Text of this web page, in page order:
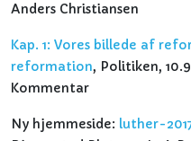
Anders Christiansen
Kap. 1: Vores billede af
reformation, Politiken,
Kommentar
Ny hjemmeside: luther-